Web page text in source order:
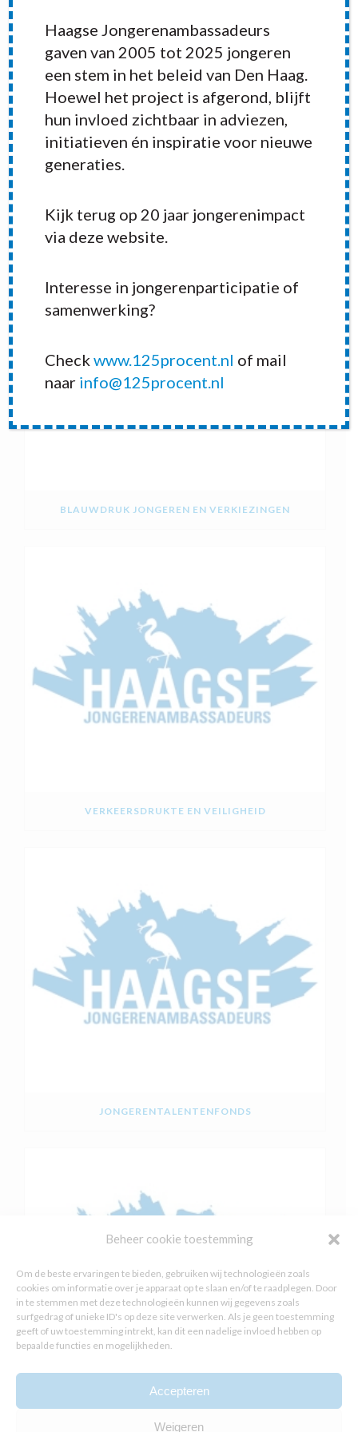
Beheer cookie toestemming
Om de beste ervaringen te bieden, gebruiken wij technologieën zoals
cookies om informatie over je apparaat op te slaan en/of te raadplegen. Door
in te stemmen met deze technologieën kunnen wij gegevens zoals
surfgedrag of unieke ID's op deze site verwerken. Als je geen toestemming
geeft of uw toestemming intrekt, kan dit een nadelige invloed hebben op
bepaalde functies en mogelijkheden.
Accepteren
Weigeren
RECENT POSTS
BLAUWDRUK JONGEREN EN VERKIEZINGEN
VERKEERSDRUKTE EN VEILIGHEID
JONGERENTALENTENFONDS
OMGEVINGSVISIE DEN HAAG
Haagse Jongerenambassadeurs
gaven van 2005 tot 2025 jongeren
een stem in het beleid van Den Haag.
Hoewel het project is afgerond, blijft
hun invloed zichtbaar in adviezen,
initiatieven én inspiratie voor nieuwe
generaties.
Kijk terug op 20 jaar jongerenimpact
via deze website.
Interesse in jongerenparticipatie of
samenwerking?
Checkwww.125procent.nl of mail
naar info@125procent.nl